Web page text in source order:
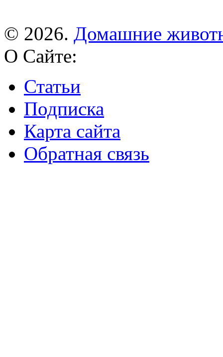
© 2026. Домашние
О Сайте:
Статьи
Подписка
Карта сайта
Обратная связь